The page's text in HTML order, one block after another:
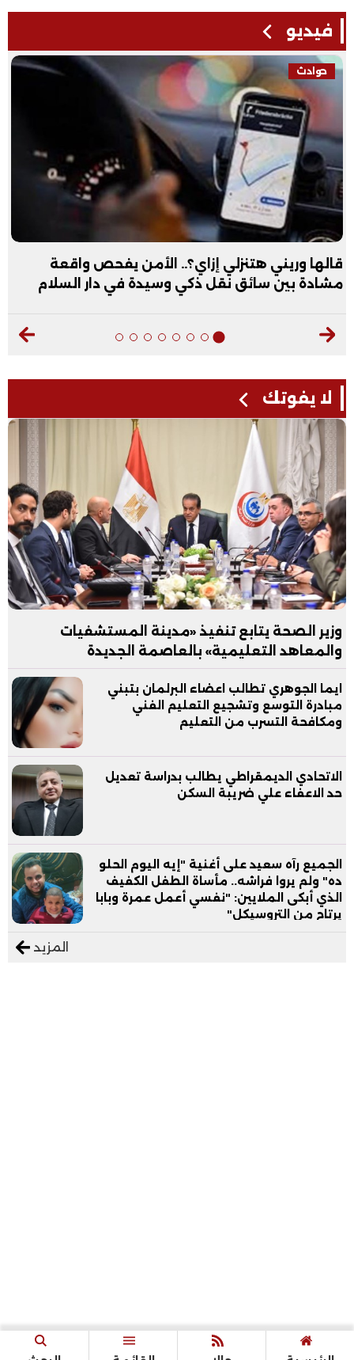
فيديو
حوادث
قالها وريني هتنزلي إزاي؟.. الأمن يفحص واقعة
مشادة بين سائق نقل ذكي وسيدة في دار السلام
لا يفوتك
وزير الصحة يتابع تنفيذ «مدينة المستشفيات
والمعاهد التعليمية» بالعاصمة الجديدة
ايما الجوهري تطالب اعضاء البرلمان بتبني
مبادرة التوسع وتشجيع التعليم الفني
ومكافحة التسرب من التعليم
الاتحادي الديمقراطي يطالب بدراسة تعديل
حد الاعفاء علي ضريبة السكن
الجميع رآه سعيد على أغنية "إيه اليوم الحلو
ده" ولم يروا فراشه.. مأساة الطفل الكفيف
الذي أبكى الملايين: "نفسي أعمل عمرة وبابا
يرتاح من التروسيكل"
المزيد